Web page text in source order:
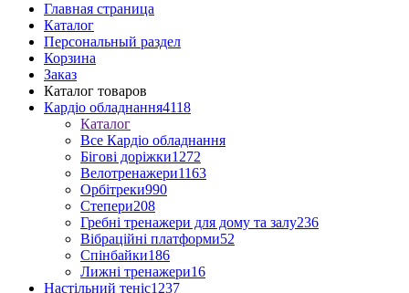
Главная страница
Каталог
Персональный раздел
Корзина
Заказ
Каталог товаров
Кардіо обладнання4118
Каталог
Все Кардіо обладнання
Бігові доріжки1272
Велотренажери1163
Орбітреки990
Степери208
Гребні тренажери для дому та залу236
Вібраційні платформи52
Спінбайки186
Лижні тренажери16
Настільний теніс1237